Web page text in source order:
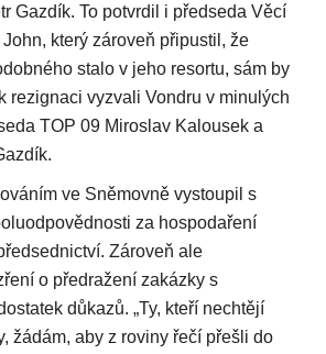
Gazdík. To potvrdil i předseda Věcí
který zároveň připustil, že
stalo v jeho resortu, sám by
rezignaci vyzvali Vondru v minulých
TOP 09 Miroslav Kalousek a
ve Sněmovně vystoupil s
za hospodaření
Zároveň ale
o předražení zakázky s
důkazů. „Ty, kteří nechtějí
žádám, aby z roviny řečí přešli do